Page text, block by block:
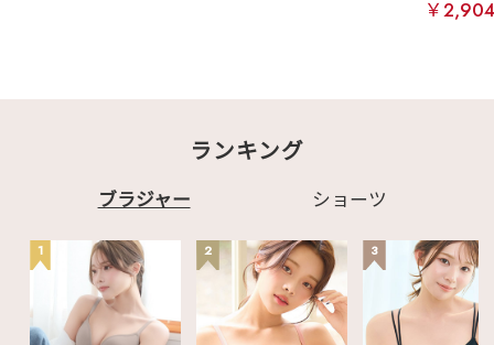
￥
ランキング
ブラジャー ショーツ
1 2 3